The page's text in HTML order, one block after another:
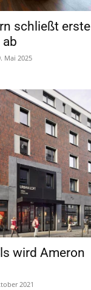
schließt erste
Mai 2025
wird Ameron
2021